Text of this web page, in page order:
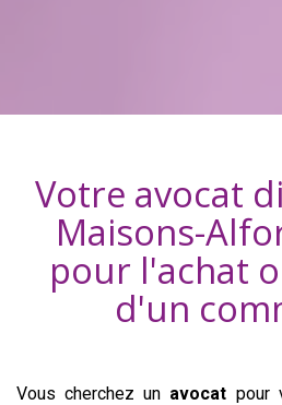
Votre avocat
Maisons-
pour l'achat
d'un
Vous cherchez un avocat pour